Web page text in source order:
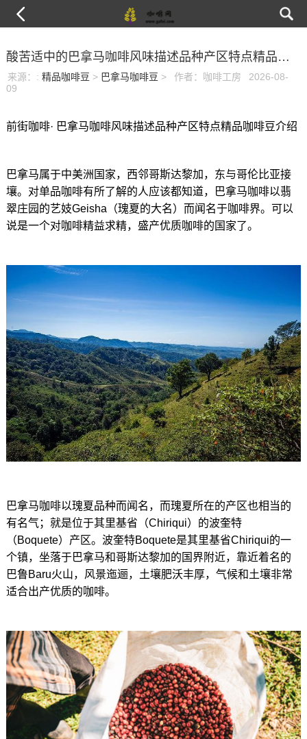
酸苦适中的巴拿马咖啡风味描述品种产区特点精品咖啡豆介绍
来源： : 精品咖啡豆 > 巴拿马咖啡豆 > 作者：咖啡工房
2026-08-
09
前街咖啡· 巴拿马咖啡风味描述品种产区特点精品咖啡豆介绍
巴拿马属于中美洲国家，西邻哥斯达黎加，东与哥伦比亚接
壤。对单品咖啡有所了解的人应该都知道，巴拿马咖啡以翡
翠庄园的艺妓Geisha（瑰夏的大名）而闻名于咖啡界。可以
说是一个对咖啡精益求精，盛产优质咖啡的国家了。
巴拿马咖啡以瑰夏品种而闻名，而瑰夏所在的产区也相当的
有名气；就是位于其里基省（Chiriqui）的波奎特
（Boquete）产区。波奎特Boquete是其里基省Chiriqui的一
个镇，坐落于巴拿马和哥斯达黎加的国界附近，靠近着名的
巴鲁Baru火山，风景迤逦，土壤肥沃丰厚，气候和土壤非常
适合出产优质的咖啡。